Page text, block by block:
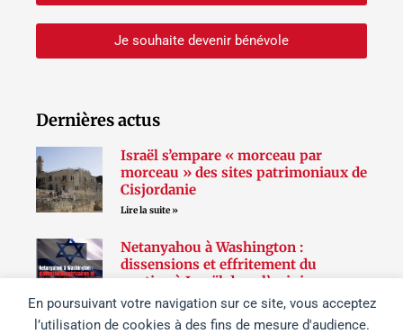
En poursuivant votre navigation sur ce site, vous acceptez
l’utilisation de cookies à des fins de mesure d'audience.
Je souhaite devenir bénévole
Dernières actus
Israël s’empare « morceau par
morceau » des sites patrimoniaux de
Cisjordanie
Lire la suite »
Netanyahou à Washington :
dissensions et effritement du
soutien à Israël dans l’opinion
publique aux États-Unis
Lire la suite »